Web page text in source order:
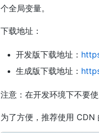
个全局变量。
下载地址：
开发版下载地址：
生成版下载地址：
注意：在开发环境下不要
为了方便，推荐使用 CDN